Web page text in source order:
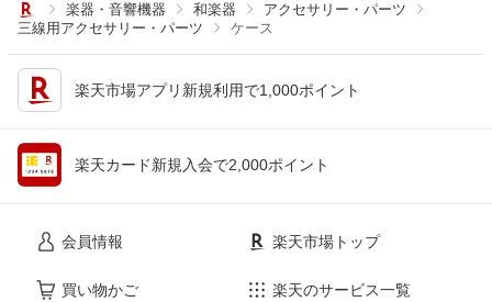
楽器・音響機器 和楽器
アクセサリー・パーツ
三線用アクセサリー・パーツ
ケース
楽天市場アプリ新規利用で1,000ポイント
楽天カード新規入会で2,000ポイント
会員情報
買い物かご
楽天市場トップ
楽天のサービス一覧